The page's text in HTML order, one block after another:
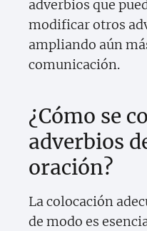
adverbios que
modificar otros
ampliando aún
comunicación.
¿Cómo se
adverbios
oración?
La colocación
de modo es